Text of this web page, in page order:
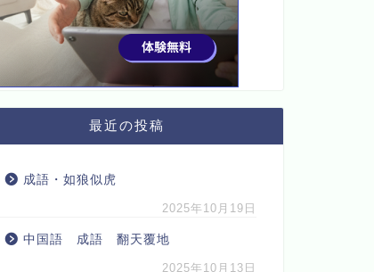
最近の投稿
成語・如狼似虎
2025年10月19日
中国語 成語 翻天覆地
2025年10月13日